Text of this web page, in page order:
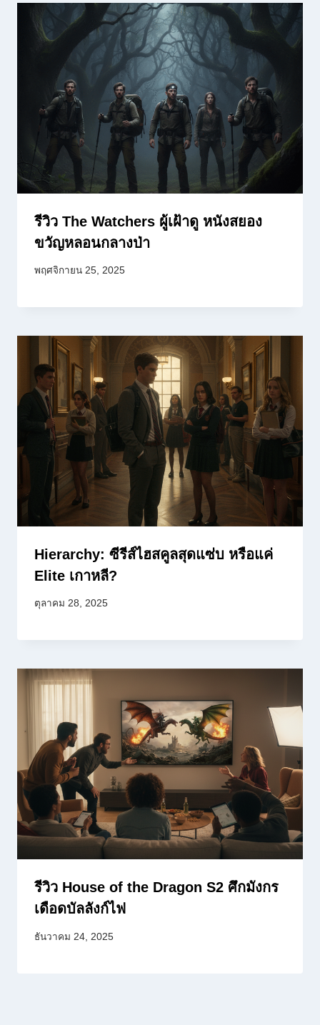
รีวิว The Watchers ผู้เฝ้าดู หนังสยอง
ขวัญหลอนกลางป่า
พฤศจิกายน 25, 2025
Hierarchy: ซีรีส์ไฮสคูลสุดแซ่บ หรือแค่
Elite เกาหลี?
ตุลาคม 28, 2025
รีวิว House of the Dragon S2 ศึกมังกร
เดือดบัลลังก์ไฟ
ธันวาคม 24, 2025